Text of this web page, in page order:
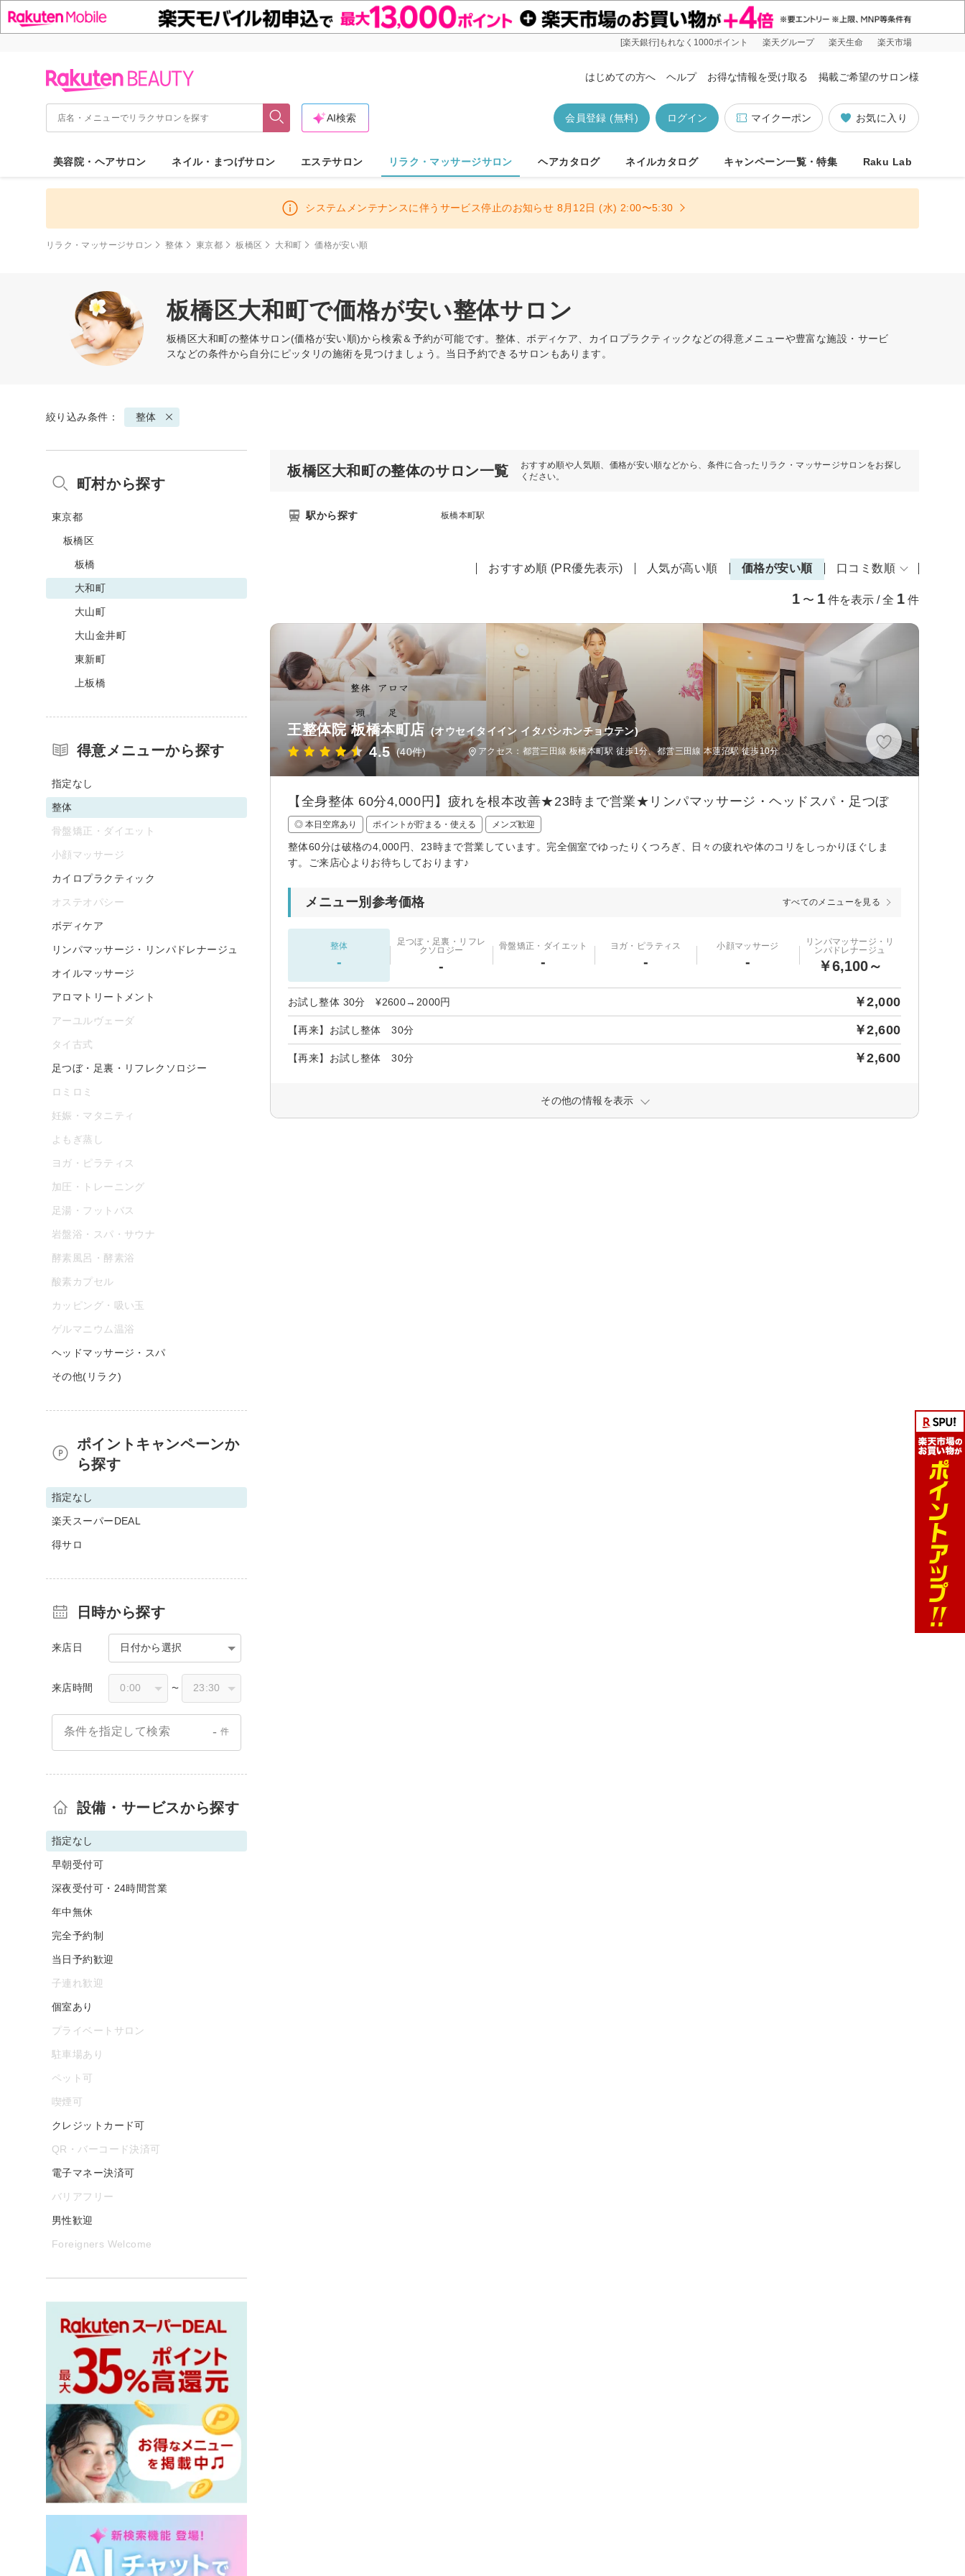
[楽天銀行]もれなく1000ポイント 楽天グループ 楽天生命 楽天市場
はじめての方へ ヘルプ お得な情報を受け取る 掲載ご希望のサロン様
お気に入り
マイクーポン
ログイン
会員登録 (無料)
AI検索
美容院・ヘアサロン ネイル・まつげサロン エステサロン リラク・マッサージサロン ヘアカタログ ネイルカタログ キャンペーン一覧・特集 Raku Lab
システムメンテナンスに伴うサービス停止のお知らせ 8月12日 (水) 2:00〜5:30
リラク・マッサージサロン 整体 東京都 板橋区 大和町 価格が安い順
板橋区大和町で価格が安い整体サロン
板橋区大和町の整体サロン(価格が安い順)から検索＆予約が可能です。整体、ボディケア、カイロプラクティックなどの得意メニューや豊富な施設・サービ
スなどの条件から自分にピッタリの施術を見つけましょう。当日予約できるサロンもあります。
絞り込み条件： 整体
板橋区大和町の整体のサロン一覧
おすすめ順や人気順、価格が安い順などから、条件に合ったリラク・マッサージサロンをお探し
ください。
駅から探す 板橋本町駅
おすすめ順 (PR優先表示) 人気が高い順 価格が安い順 口コミ数順
1 〜 1 件を表示 / 全 1 件
王整体院 板橋本町店 (オウセイタイイン イタバシホンチョウテン)
4.5 (40件) アクセス：都営三田線 板橋本町駅 徒歩1分、都営三田線 本蓮沼駅 徒歩10分
【全身整体 60分4,000円】疲れを根本改善★23時まで営業★リンパマッサージ・ヘッドスパ・足つぼ
◎ 本日空席あり ポイントが貯まる・使える メンズ歓迎
整体60分は破格の4,000円、23時まで営業しています。完全個室でゆったりくつろぎ、日々の疲れや体のコリをしっかりほぐしま
す。ご来店心よりお待ちしております♪
メニュー別参考価格 すべてのメニューを見る
整体
-
足つぼ・足裏・リフレ
クソロジー
-
骨盤矯正・ダイエット
-
ヨガ・ピラティス
-
小顔マッサージ
-
リンパマッサージ・リ
ンパドレナージュ
￥6,100～
お試し整体 30分 ¥2600→2000円 ￥2,000
【再来】お試し整体 30分 ￥2,600
【再来】お試し整体 30分 ￥2,600
その他の情報を表示
町村から探す
東京都
板橋区
板橋
大和町
大山町
大山金井町
東新町
上板橋
得意メニューから探す
指定なし
整体
骨盤矯正・ダイエット
小顔マッサージ
カイロプラクティック
オステオパシー
ボディケア
リンパマッサージ・リンパドレナージュ
オイルマッサージ
アロマトリートメント
アーユルヴェーダ
タイ古式
足つぼ・足裏・リフレクソロジー
ロミロミ
妊娠・マタニティ
よもぎ蒸し
ヨガ・ピラティス
加圧・トレーニング
足湯・フットバス
岩盤浴・スパ・サウナ
酵素風呂・酵素浴
酸素カプセル
カッピング・吸い玉
ゲルマニウム温浴
ヘッドマッサージ・スパ
その他(リラク)
ポイントキャンペーンか
ら探す
指定なし
楽天スーパーDEAL
得サロ
日時から探す
来店日 日付から選択
来店時間 〜
条件を指定して検索 - 件
設備・サービスから探す
指定なし
早朝受付可
深夜受付可・24時間営業
年中無休
完全予約制
当日予約歓迎
子連れ歓迎
個室あり
プライベートサロン
駐車場あり
ペット可
喫煙可
クレジットカード可
QR・バーコード決済可
電子マネー決済可
バリアフリー
男性歓迎
Foreigners Welcome